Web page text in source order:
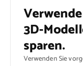
3D-
sparen.
Verwenden Sie